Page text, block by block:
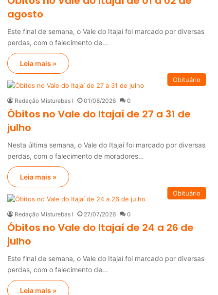
agosto
Este final de semana, o Vale do Itajaí foi marcado por diversas
perdas, com o falecimento de…
Leia mais »
Obituário
Redação Misturebas I 01/08/2026 0
Óbitos no Vale do Itajaí de 27 a 31 de
julho
Nesta última semana, o Vale do Itajaí foi marcado por diversas
perdas, com o falecimento de moradores…
Leia mais »
Obituário
Redação Misturebas I 27/07/2026 0
Óbitos no Vale do Itajaí de 24 a 26 de
julho
Este final de semana, o Vale do Itajaí foi marcado por diversas
perdas, com o falecimento de…
Leia mais »